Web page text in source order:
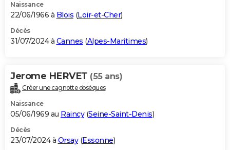
Naissance
22/06/1966 à Blois (Loir-et-Cher)
Décès
31/07/2024 à Cannes (Alpes-Maritimes)
Jerome HERVET (55 ans)
Créer une cagnotte obsèques
Naissance
05/06/1969 au Raincy(Seine-Saint-Denis)
Décès
23/07/2024 à Orsay(Essonne)